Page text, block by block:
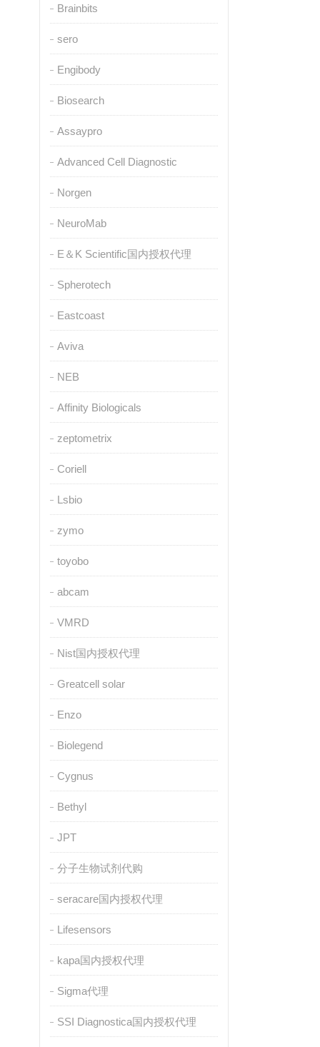
Brainbits
sero
Engibody
Biosearch
Assaypro
Advanced Cell Diagnostic
Norgen
NeuroMab
E＆K Scientific国内授权代理
Spherotech
Eastcoast
Aviva
NEB
Affinity Biologicals
zeptometrix
Coriell
Lsbio
zymo
toyobo
abcam
VMRD
Nist国内授权代理
Greatcell solar
Enzo
Biolegend
Cygnus
Bethyl
JPT
分子生物试剂代购
seracare国内授权代理
Lifesensors
kapa国内授权代理
Sigma代理
SSI Diagnostica国内授权代理